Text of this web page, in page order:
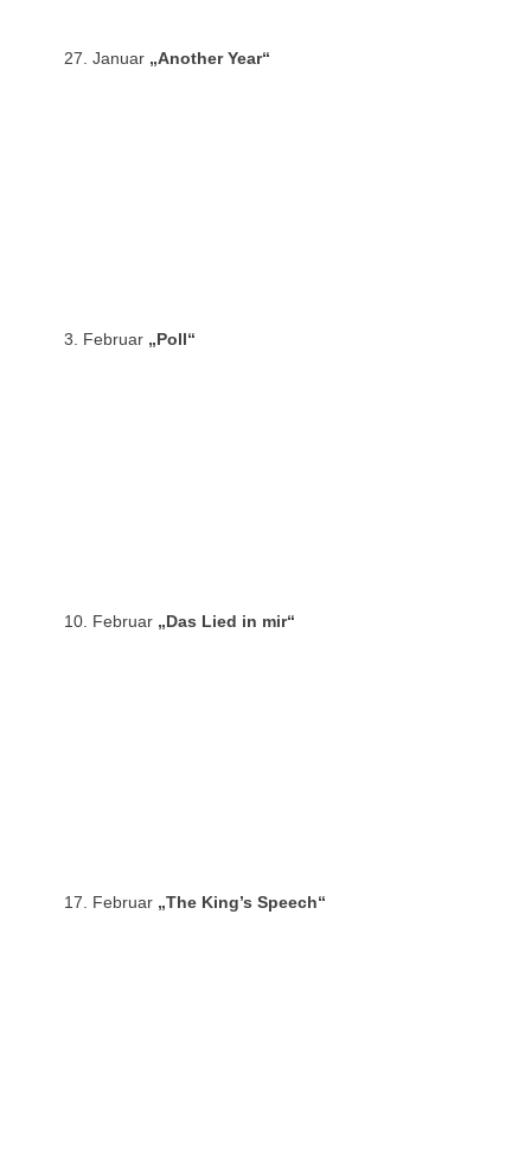
27. Januar „Another Year“
3. Februar „Poll“
10. Februar „Das Lied in mir“
17. Februar „The King’s Speech“